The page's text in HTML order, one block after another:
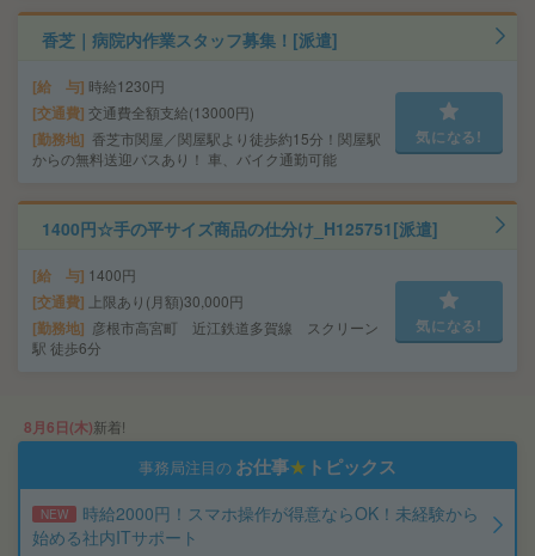
香芝｜病院内作業スタッフ募集！[派遣]
給 与 時給1230円
交通費 交通費全額支給(13000円)
勤務地 香芝市関屋／関屋駅より徒歩約15分！関屋駅
からの無料送迎バスあり！ 車、バイク通勤可能
気になる!
1400円☆手の平サイズ商品の仕分け_H125751[派遣]
給 与 1400円
交通費 上限あり(月額)30,000円
勤務地
彦根市高宮町 近江鉄道多賀線 スクリーン
駅 徒歩6分
気になる!
8月6日(木)新着!
事務局注目の お仕事★ トピックス
NEW
時給2000円！スマホ操作が得意ならOK！未経験から
始める社内ITサポート